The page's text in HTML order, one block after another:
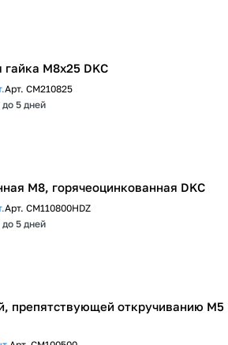
гайка М8х25 DKC
Арт. CM210825
5 дней
М8, горячеоцинкованная DKC
Арт. CM110800HDZ
5 дней
препятствующей откручиванию М5